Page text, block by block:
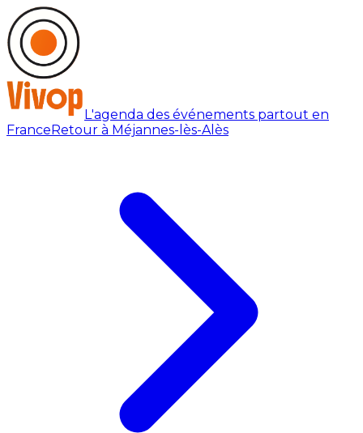
L'agenda des événements partout en
FranceRetour à Méjannes-lès-Alès